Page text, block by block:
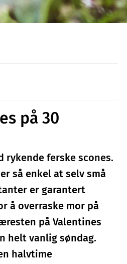
på 30
rykende ferske scones.
så enkel at selv små
er garantert
å overraske mor på
på Valentines
helt vanlig søndag.
halvtime